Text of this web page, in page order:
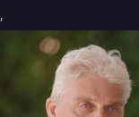
,